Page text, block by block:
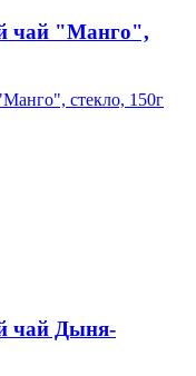
чай "Манго",
чай Дыня-